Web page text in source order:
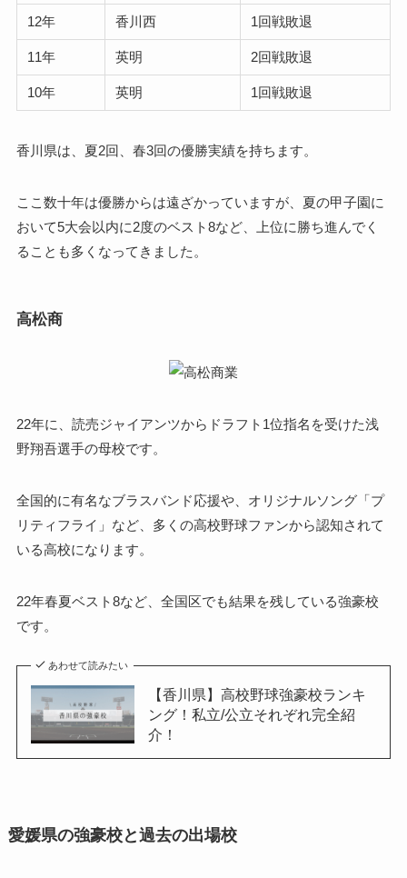
12年 香川西 1回戦敗退
11年 英明 2回戦敗退
10年 英明 1回戦敗退
香川県は、夏2回、春3回の優勝実績を持ちます。
ここ数十年は優勝からは遠ざかっていますが、夏の甲子園に
おいて5大会以内に2度のベスト8など、上位に勝ち進んでく
ることも多くなってきました。
高松商
22年に、読売ジャイアンツからドラフト1位指名を受けた浅
野翔吾選手の母校です。
全国的に有名なブラスバンド応援や、オリジナルソング「プ
リティフライ」など、多くの高校野球ファンから認知されて
いる高校になります。
22年春夏ベスト8など、全国区でも結果を残している強豪校
です。
あわせて読みたい
【香川県】高校野球強豪校ランキ
ング！私立/公立それぞれ完全紹
介！
愛媛県の強豪校と過去の出場校